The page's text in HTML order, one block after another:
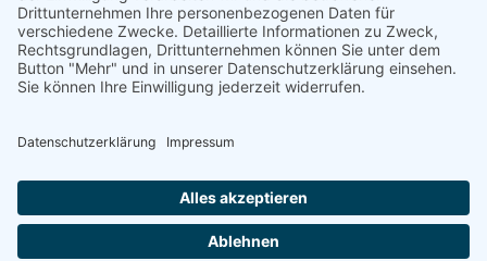
Kommentare abonnieren
Zustimmung zurDatenschutzerklärung*.
Kontakt
Datenschutz